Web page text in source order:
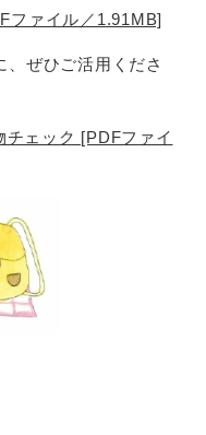
ファイル／1.91MB]
ぜひご活用くださ
ェック [PDFファイ